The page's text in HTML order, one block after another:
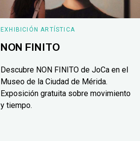
EXHIBICIÓN ARTÍSTICA
NON FINITO
Descubre NON FINITO de JoCa en el
Museo de la Ciudad de Mérida.
Exposición gratuita sobre movimiento
y tiempo.